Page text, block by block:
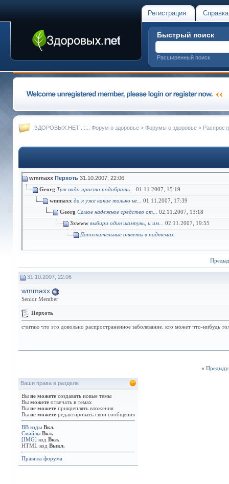
Регистрация Справка
Быстрый поиск
Расширенный поиск
ЗДОРОВЫХ.НЕТ ..::.. Форум о здоровье > Форумы о здоровье >
wmmaxx Перхоть 31.10.2007, 22:06
Georg Тут надо просто подобрать... 01.11.2007, 15:19
wmmaxx да я уже какие только не... 01.11.2007, 17:39
Georg Самое надежное средство от... 02.11.2007, 13:18
3xwww выбири один шампунь, и им... 02.11.2007, 19:55
Дополнительные ответы в подтемах
31.10.2007, 22:06
wmmaxx
Senior Member
Перхоть
считаю что это довольно распространенное заболевание. кто может что-нибудь
«
Ваши права в разделе
Вы не можете создавать новые темы
Вы можете отвечать в темах
Вы не можете прикреплять вложения
Вы не можете редактировать свои сообщения
BB коды Вкл.
Смайлы Вкл.
[IMG] код Вкл.
HTML код Выкл.
Правила форума